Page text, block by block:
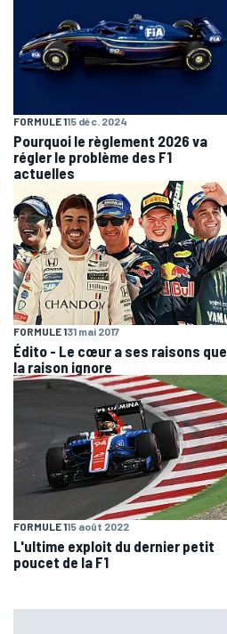
FORMULE 115 déc. 2024
Pourquoi le règlement 2026 va
régler le problème des F1
actuelles
FORMULE 131 mai 2017
Édito - Le cœur a ses raisons que
la raison ignore
FORMULE 115 août 2022
L'ultime exploit du dernier petit
poucet de la F1